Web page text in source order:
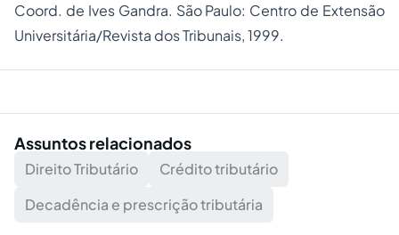
Coord. de Ives Gandra. São Paulo: Centro de Extensão
Universitária/Revista dos Tribunais, 1999.
Assuntos relacionados
Direito Tributário
Crédito tributário
Decadência e prescrição tributária